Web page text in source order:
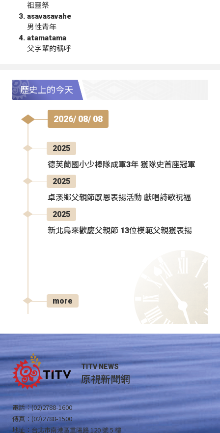
祖靈祭
asavasavahe
男性青年
atamatama
父字輩的稱呼
歷史上的今天
2026/ 08/ 08
2025
德芙蘭國小少棒隊成軍3年 獲隊史首座冠軍
2025
卓溪鄉父親節感恩表揚活動 獻唱詩歌祝福
2025
新北烏來歡慶父親節 13位模範父親獲表揚
more
TITV NEWS
原視新聞網
電話：(02)2788-1600
傳真：(02)2788-1500
地址：台北市南港區重陽路 120 號 5 樓